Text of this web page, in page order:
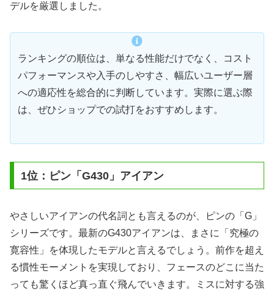
デルを厳選しました。
ランキングの順位は、単なる性能だけでなく、コスト
パフォーマンスや入手のしやすさ、幅広いユーザー層
への適応性を総合的に判断しています。実際に選ぶ際
は、ぜひショップでの試打をおすすめします。
1位：ピン「G430」アイアン
やさしいアイアンの代名詞とも言えるのが、ピンの「G」
シリーズです。最新のG430アイアンは、まさに「究極の
寛容性」を体現したモデルと言えるでしょう。前作を超え
る慣性モーメントを実現しており、フェースのどこに当た
っても驚くほど真っ直ぐ飛んでいきます。ミスに対する強